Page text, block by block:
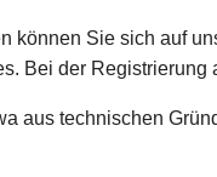
können Sie sich auf
Bei der
aus technischen